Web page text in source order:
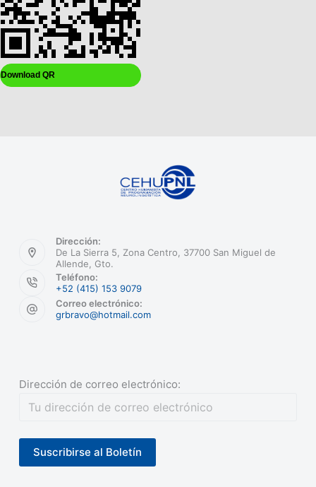
Download QR
Dirección:
De La Sierra 5, Zona Centro, 37700 San Miguel de
Allende, Gto.
Teléfono:
+52 (415) 153 9079
Correo electrónico:
grbravo@hotmail.com
Dirección de correo electrónico: